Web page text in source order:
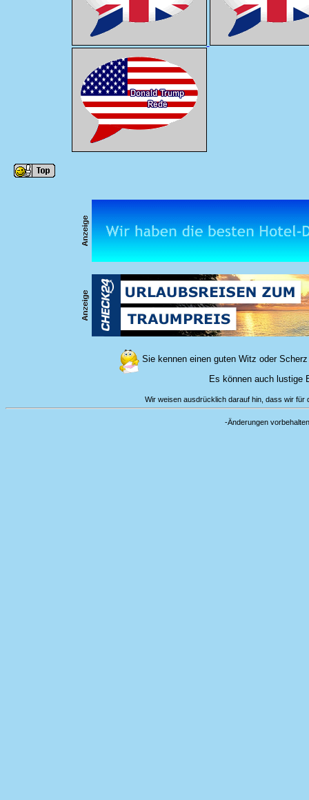
Sie kennen einen guten Witz oder
Es können auch lustige
Wir weisen ausdrücklich darauf hin, dass wir
-Änderungen